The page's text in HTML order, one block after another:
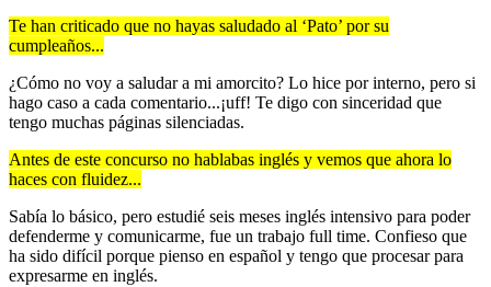
Te han criticado que no hayas saludado al ‘Pato’ por su
cumpleaños...
¿Cómo no voy a saludar a mi amorcito? Lo hice por interno, pero si
hago caso a cada comentario...¡uff! Te digo con sinceridad que
tengo muchas páginas silenciadas.
Antes de este concurso no hablabas inglés y vemos que ahora lo
haces con fluidez...
Sabía lo básico, pero estudié seis meses inglés intensivo para poder
defenderme y comunicarme, fue un trabajo full time. Confieso que
ha sido difícil porque pienso en español y tengo que procesar para
expresarme en inglés.